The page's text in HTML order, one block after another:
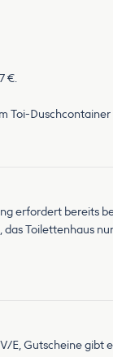
€.
erfordert bereits
Toilettenhaus
E, Gutscheine